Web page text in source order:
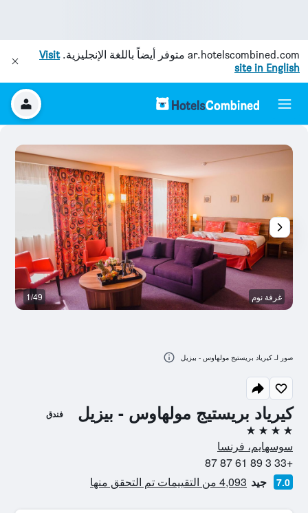
ar.hotelscombined.com متوفر أيضاً باللغة الإنجليزية.Visit
site in English
كيرياد بريستيج مولهاوس - بيزيل فندق
4 نجوم
سوسهايم، فرنسا
+33 3 89 61 87 87
7.0 جيد 4,093 من التقييمات تم التحقق منها
غرفة نوم 1/49
صور لـ كيرياد بريستيج مولهاوس - بيزيل